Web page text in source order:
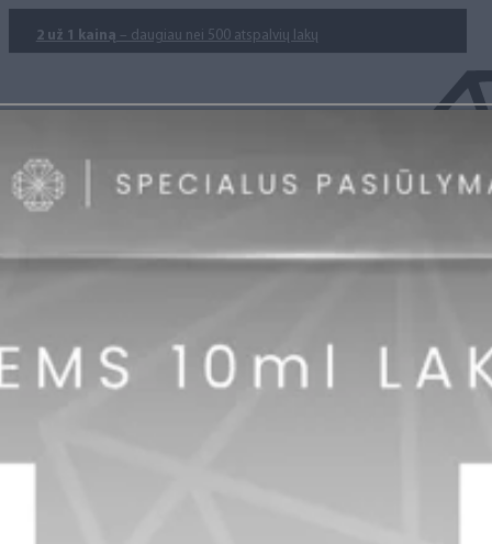
2 už 1 kainą – daugiau nei 500 atspalvių lakų